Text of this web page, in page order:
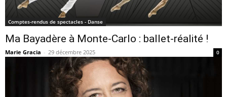
Comptes-rendus de spectacles - Danse
Ma Bayadère à Monte-Carlo : ballet-réalité !
Marie Gracia - 29 décembre 2025 0